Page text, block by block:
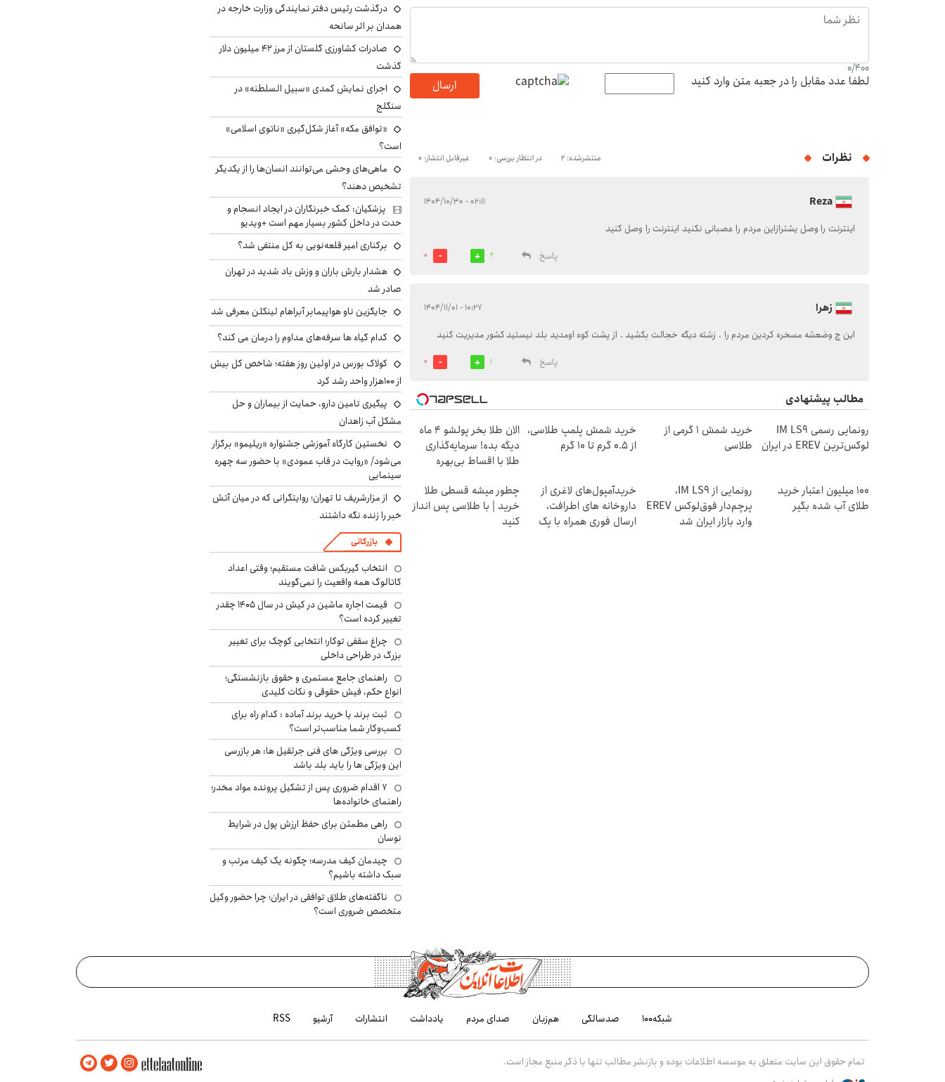
0/400
لطفا عدد مقابل را در جعبه متن وارد کنید ارسال
نظرات منتشرشده: 2 در انتظار بررسی: 0 غیرقابل انتشار: 0
Reza ۰۲:۱۱ - ۱۴۰۴/۱۰/۳۰
اینترنت را وصل یشترازاین مردم را عصبانی نکنید اینترنت را وصل کنید
پاسخ
2
0
زهرا ۱۰:۲۷ - ۱۴۰۴/۱۱/۰۱
این چ وضعشه مسخره کردین مردم را . زشته دیگه خجالت بکشید . از پشت کوه اومدید بلد نیستید کشور مدیریت کنید
پاسخ
1
0
مطالب پیشنهادی
رونمایی رسمی IM LS9
لوکس‌ترین EREV در ایران
خرید شمش 1 گرمی از
طلاسی
خرید شمش پلمپ طلاسی،
از ۰.۵ گرم تا ۱۰ گرم
الان طلا بخر پولشو 4 ماه
دیگه بده! سرمایه‌گذاری
طلا با اقساط بی‌بهره
100 میلیون اعتبار خرید
طلای آب شده بگیر
رونمایی از IM LS9،
پرچم‌دار فوق‌لوکس EREV
وارد بازار ایران شد
خریدآمپول‌های لاغری از
داروخانه های اطرافت،
ارسال فوری همراه با پک
چطور میشه قسطی طلا
خرید | با طلاسی پس انداز
کنید
درگذشت رئیس دفتر نمایندگی وزارت خارجه در
همدان بر اثر سانحه
صادرات کشاورزی گلستان از مرز ۴۲ میلیون دلار
گذشت
اجرای نمایش کمدی «سبیل السلطنه» در
سنگلج
«توافق مکه» آغاز شکل‌گیری «ناتوی اسلامی»
است؟
ماهی‌های وحشی می‌توانند انسان‌ها را از یکدیگر
تشخیص دهند؟
پزشکیان: کمک خبرنگاران در ایجاد انسجام و
حدت در داخل کشور بسیار مهم است +ویدیو
برکناری امیر قلعه‌نویی به کل منتفی شد؟
هشدار بارش باران و وزش باد شدید در تهران
صادر شد
جایگزین ناو هواپیمابر آبراهام لینکلن معرفی شد
کدام گیاه ها سرفه‌های مداوم را درمان می کند؟
کولاک بورس در اولین روز هفته؛ شاخص کل بیش
از ۱۰۰هزار واحد رشد کرد
پیگیری تامین دارو، حمایت از بیماران و حل
مشکل آب زاهدان
نخستین کارگاه آموزشی جشنواره «ریلیمو» برگزار
می‌شود/ «روایت در قاب عمودی» با حضور سه چهره
سینمایی
از مزارشریف تا تهران؛ روایتگرانی که در میان آتش
خبر را زنده نگه داشتند
بازرگانی
انتخاب گیربکس شافت مستقیم؛ وقتی اعداد
کاتالوگ همه واقعیت را نمی‌گویند
قیمت اجاره ماشین در کیش در سال ۱۴۰۵ چقدر
تغییر کرده است؟
چراغ سقفی توکار؛ انتخابی کوچک برای تغییر
بزرگ در طراحی داخلی
راهنمای جامع مستمری و حقوق بازنشستگی؛
انواع حکم، فیش حقوقی و نکات کلیدی
ثبت برند یا خرید برند آماده : کدام راه برای
کسب‌وکار شما مناسب‌تر است؟
بررسی ویژگی های فنی جرثقیل ها: هر بازرسی
این ویژگی ها را باید بلد باشد
۷ اقدام ضروری پس از تشکیل پرونده مواد مخدر؛
راهنمای خانواده‌ها
راهی مطمئن برای حفظ ارزش پول در شرایط
نوسان
چیدمان کیف مدرسه؛ چگونه یک کیف مرتب و
سبک داشته باشیم؟
ناگفته‌های طلاق توافقی در ایران؛ چرا حضور وکیل
متخصص ضروری است؟
شبکه۱۰۰ صدسالگی هم‌زبان صدای مردم یادداشت انتشارات آرشیو RSS
تمام حقوق این سایت متعلق به موسسه اطلاعات بوده و بازنشر مطالب تنها با ذکر منبع مجاز است.